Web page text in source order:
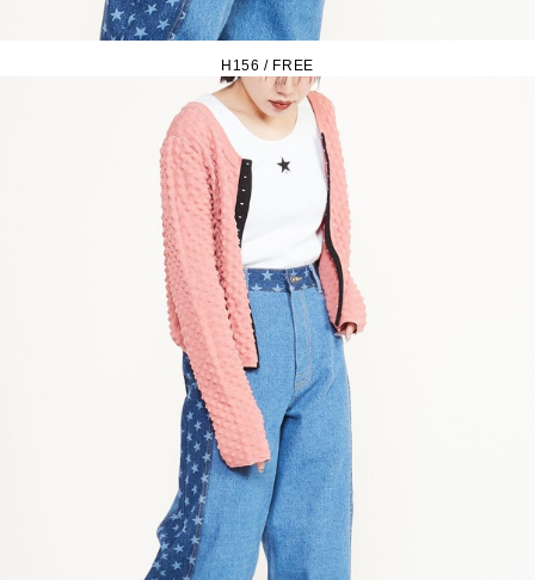
H156 / FREE